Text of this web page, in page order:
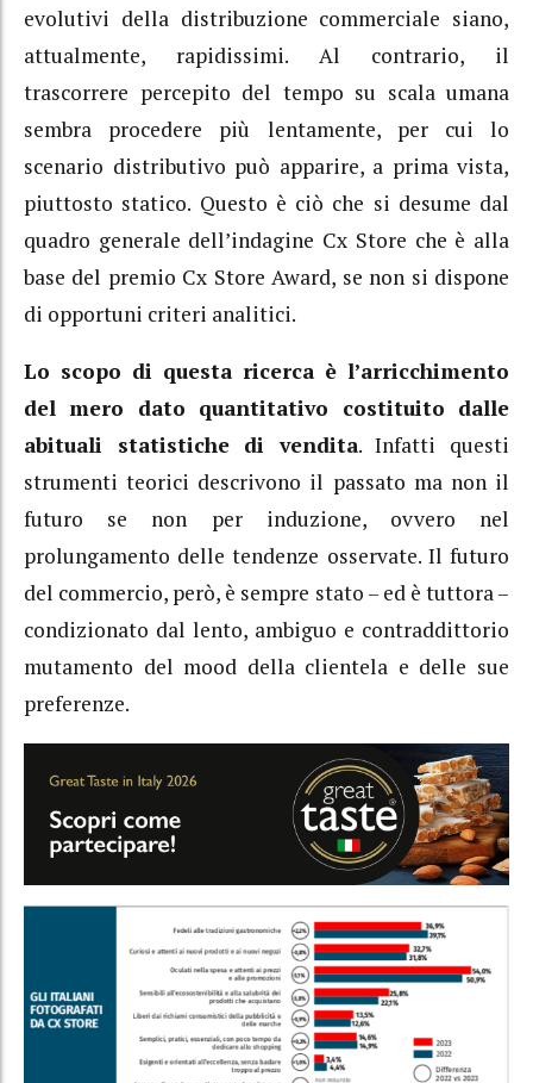
evolutivi della distribuzione commerciale siano,
attualmente, rapidissimi. Al contrario, il
trascorrere percepito del tempo su scala umana
sembra procedere più lentamente, per cui lo
scenario distributivo può apparire, a prima vista,
piuttosto statico. Questo è ciò che si desume dal
quadro generale dell’indagine Cx Store che è alla
base del premio Cx Store Award, se non si dispone
di opportuni criteri analitici.
Lo scopo di questa ricerca è l’arricchimento
del mero dato quantitativo costituito dalle
abituali statistiche di vendita. Infatti questi
strumenti teorici descrivono il passato ma non il
futuro se non per induzione, ovvero nel
prolungamento delle tendenze osservate. Il futuro
del commercio, però, è sempre stato – ed è tuttora –
condizionato dal lento, ambiguo e contraddittorio
mutamento del mood della clientela e delle sue
preferenze.